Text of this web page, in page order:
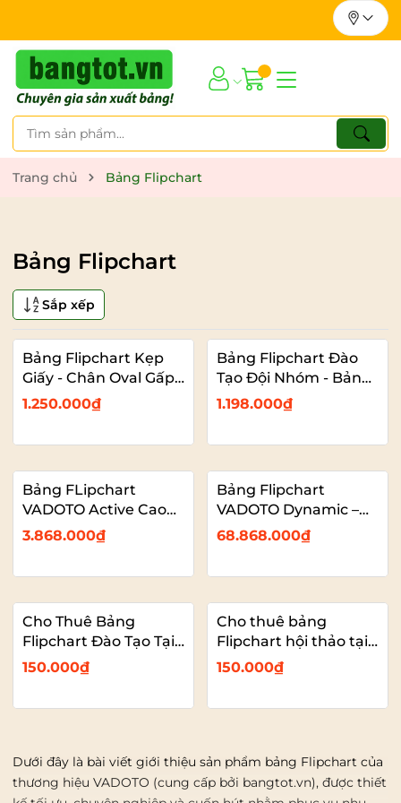
Trang chủ Bảng Flipchart
Bảng Flipchart
Sắp xếp
Bảng Flipchart Kẹp
Giấy - Chân Oval Gấp
Gọn - Bảng Đào Tạo
Chuyên Nghiệp
1.250.000₫
Bảng Flipchart Đào
Tạo Đội Nhóm - Bảng
Dạy Học Chân Gấp
Gọn, Thay Đổi Chiều
1.198.000₫
Bảng FLipchart
VADOTO Active Cao
Cấp – Bảng Di Kẹp
Giấy A0, A1 Tiện lợi
3.868.000₫
Bảng Flipchart
VADOTO Dynamic –
FVD001 – Bảng
Flipchart Kẹp Giấy
Chuyên Nghiệp
68.868.000₫
Cho Thuê Bảng
Flipchart Đào Tạo Tại
TP.HCM
150.000₫
Cho thuê bảng
Flipchart hội thảo tại
Hà Nội
150.000₫
Dưới đây là bài viết giới thiệu sản phẩm bảng Flipchart của
thương hiệu VADOTO (cung cấp bởi bangtot.vn), được thiết